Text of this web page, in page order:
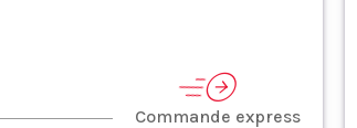
Commande express